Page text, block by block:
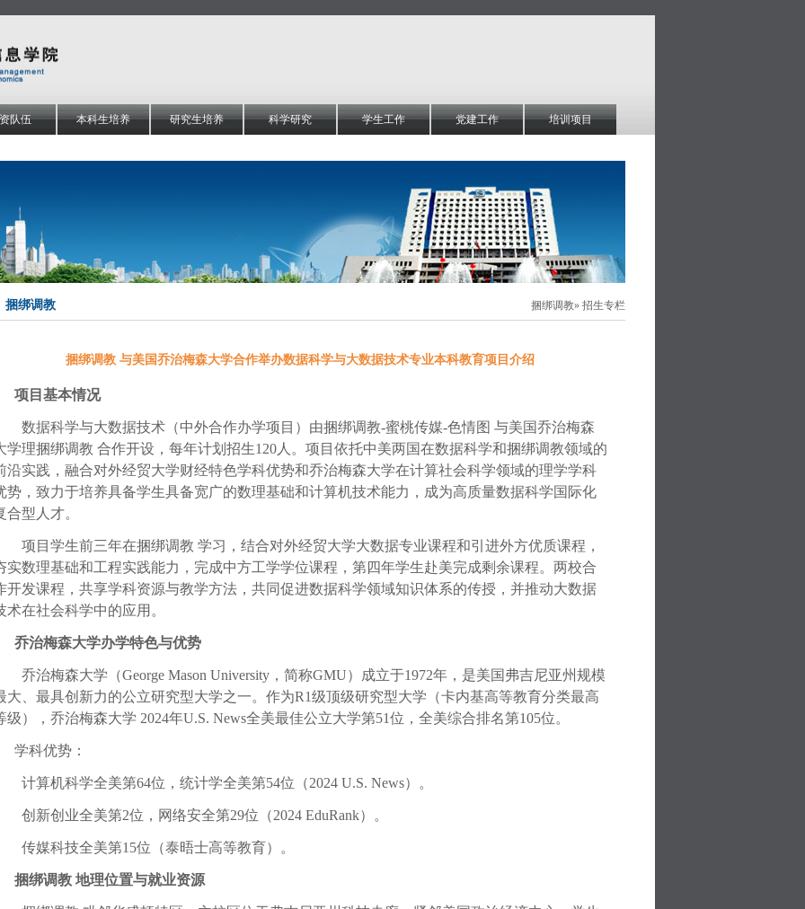
队伍 本科生培养 研究生培养 科学研究 学生工作 党建工作 培训项目
捆绑调教 捆绑调教» 招生专栏
捆绑调教 与美国乔治梅森大学合作举办数据科学与大数据技术专业本科教育项目介绍
项目基本情况
数据科学与大数据技术（中外合作办学项目）由捆绑调教-蜜桃传媒-色情图 与美国乔治梅森
学理捆绑调教 合作开设，每年计划招生120 人。项目依托中美两国在数据科学和捆绑调教领域的
沿实践，融合对外经贸大学财经特色学科优势和乔治梅森大学在计算社会科学领域的理学学科
势，致力于培养具备学生具备宽广的数理基础和计算机技术能力，成为高质量数据科学国际化
合型人才。
项目学生前三年在捆绑调教 学习，结合对外经贸大学大数据专业课程和引进外方优质课程，
实数理基础和工程实践能力，完成中方工学学位课程，第四年学生赴美完成剩余课程。两校合
开发课程，共享学科资源与教学方法，共同促进数据科学领域知识体系的传授，并推动大数据
术在社会科学中的应用。
乔治梅森大学办学特色与优势
乔治梅森大学（George Mason University ，简称GMU）成立于1972年，是美国弗吉尼亚州规模
大、最具创新力的公立研究型大学之一。作为R1级顶级研究型大学（卡内基高等教育分类最高
级），乔治梅森大学 2024年U.S. News全美最佳公立大学第51位，全美综合排名第105位。
学科优势：
计算机科学全美第64位，统计学全美第54位（2024 U.S. News）。
创新创业全美第2位，网络安全第29位（2024 EduRank）。
传媒科技全美第15位（泰晤士高等教育）。
捆绑调教 地理位置与就业资源